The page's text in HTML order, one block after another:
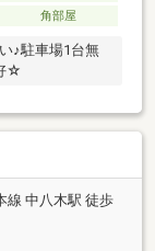
角部屋
♪駐車場1台無
☆
線 中八木駅 徒歩